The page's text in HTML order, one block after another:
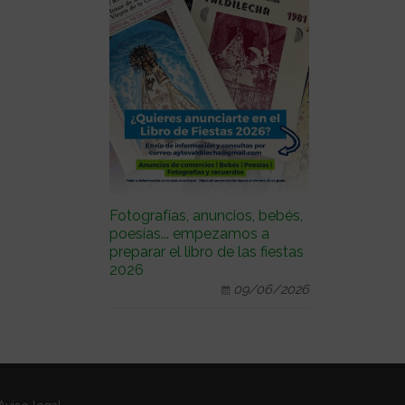
Fotografías, anuncios, bebés,
poesías... empezamos a
preparar el libro de las fiestas
2026
09/06/2026